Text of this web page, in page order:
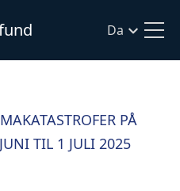
Da
PÅ
TIL 1 JULI 2025